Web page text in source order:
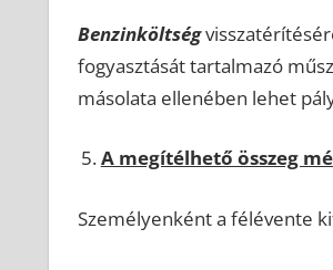
Benzinköltség
fogyasztását tartalmazó
másolata ellenében lehet
A megítélhető összeg
Személyenként a félévente